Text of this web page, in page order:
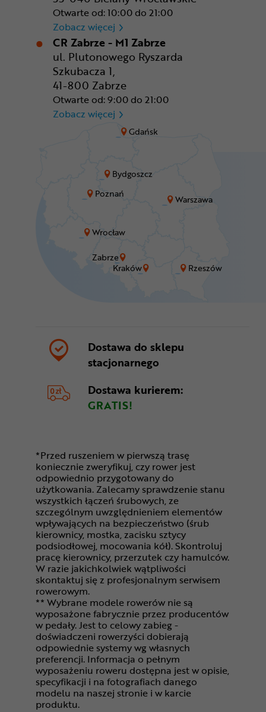
Bydgoszcz
Gdańsk
Kraków
Poznań
Rzeszów
Warszawa
Wrocław
Zabrze
Otwarte od: 10:00 do 21:00
Zobacz więcej CR Wrocław - CH Aleja
CR Zabrze - M1 Zabrze
ul. Plutonowego Ryszarda
Szkubacza 1,
41-800 Zabrze
Otwarte od: 9:00 do 21:00
Zobacz więcej CR Zabrze - M1 Zabrze
Dostawa do sklepu
stacjonarnego
Dostawa kurierem:
GRATIS!
*Przed ruszeniem w pierwszą trasę
koniecznie zweryfikuj, czy rower jest
odpowiednio przygotowany do
użytkowania. Zalecamy sprawdzenie stanu
wszystkich łączeń śrubowych, ze
szczególnym uwzględnieniem elementów
wpływających na bezpieczeństwo (śrub
kierownicy, mostka, zacisku sztycy
podsiodłowej, mocowania kół). Skontroluj
pracę kierownicy, przerzutek czy hamulców.
W razie jakichkolwiek wątpliwości
skontaktuj się z profesjonalnym serwisem
rowerowym.
** Wybrane modele rowerów nie są
wyposażone fabrycznie przez producentów
w pedały. Jest to celowy zabieg -
doświadczeni rowerzyści dobierają
odpowiednie systemy wg własnych
preferencji. Informacja o pełnym
wyposażeniu roweru dostępna jest w opisie,
specyfikacji i na fotografiach danego
modelu na naszej stronie i w karcie
produktu.